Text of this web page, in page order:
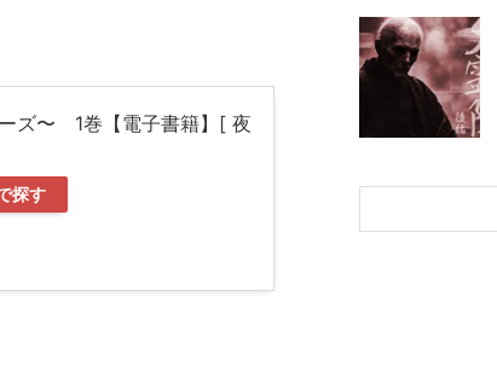
ズ〜 1巻【電子書籍】[ 夜
探す